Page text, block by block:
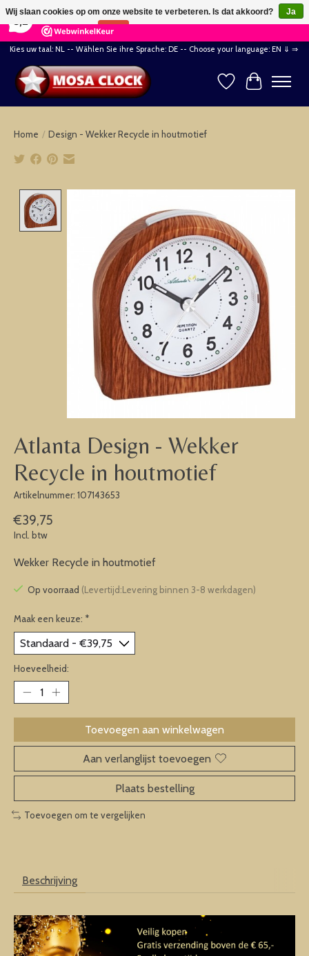
164 Reviews ×
Kies uw taal: NL -- Wählen Sie ihre Sprache: DE -- Choose your language: EN ⇓ ⇒
Verlanglijst
Home / Design - Wekker Recycle in houtmotief
Atlanta Design - Wekker
Recycle in houtmotief
Artikelnummer: 107143653
€39,75
Incl. btw
Wekker Recycle in houtmotief
Op voorraad (Levertijd:Levering binnen 3-8 werkdagen)
Maak een keuze: *
Hoeveelheid:
Toevoegen aan winkelwagen
Aan verlanglijst toevoegen
Plaats bestelling
Toevoegen om te vergelijken
Beschrijving
Wij slaan cookies op om onze website te verbeteren. Is dat akkoord?
Ja
Nee